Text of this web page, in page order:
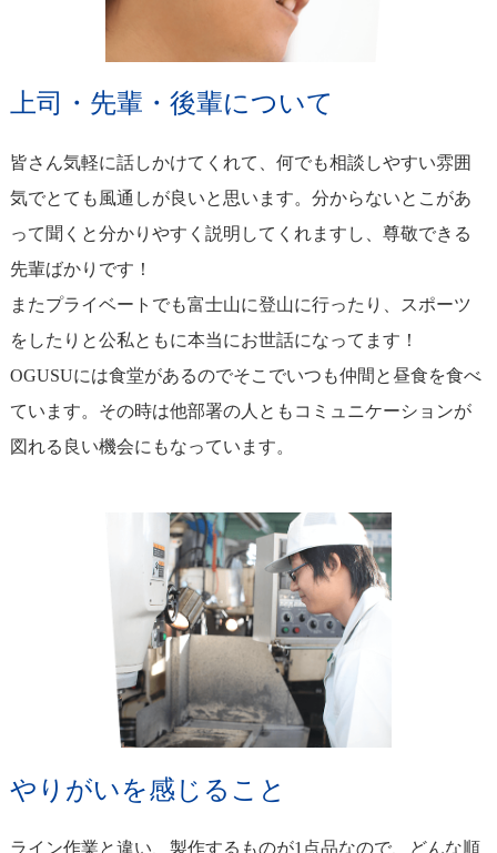
上司・先輩・後輩について
皆さん気軽に話しかけてくれて、何でも相談しやすい雰囲
気でとても風通しが良いと思います。分からないとこがあ
って聞くと分かりやすく説明してくれますし、尊敬できる
先輩ばかりです！
またプライベートでも富士山に登山に行ったり、スポーツ
をしたりと公私ともに本当にお世話になってます！
OGUSUには食堂があるのでそこでいつも仲間と昼食を食べ
ています。その時は他部署の人ともコミュニケーションが
図れる良い機会にもなっています。
やりがいを感じること
ライン作業と違い、製作するものが1点品なので、どんな順